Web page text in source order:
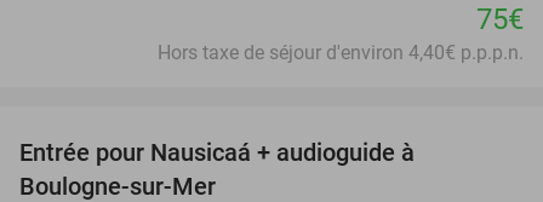
75€
Hors taxe de séjour d'environ 4,40€ p.p.p.n.
Entrée pour Nausicaá + audioguide à
Boulogne-sur-Mer